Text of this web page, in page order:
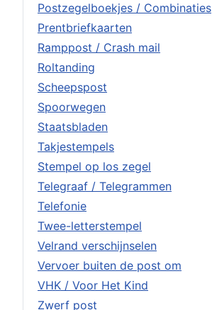
Postzegelboekjes / Combinaties
Prentbriefkaarten
Ramppost / Crash mail
Roltanding
Scheepspost
Spoorwegen
Staatsbladen
Takjestempels
Stempel op los zegel
Telegraaf / Telegrammen
Telefonie
Twee-letterstempel
Velrand verschijnselen
Vervoer buiten de post om
VHK / Voor Het Kind
Zwerf post